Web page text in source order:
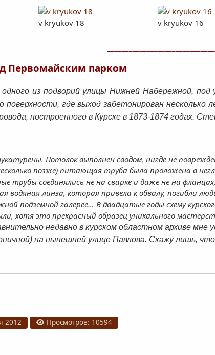
v kryukov 18 v kryukov 16
Первомайским парком
из подворий улицы Нижней Набережной,
где выход забетонирован
построенного в Курске в 1873-1874 годах.
Потолок выполнен сводом, нигде не
позже) питающая труба была проложена в
трубы соединялись не на сварке и даже не на
водяная линза, которая привела к обвалу, погибли
подземной галерее… В двадцатые годы схему
хотя это прекрасный образец уникального
недавно в курском областном архиве
на нынешней улице Павлова. Скажу лишь,
2012 Просмотров: 10594